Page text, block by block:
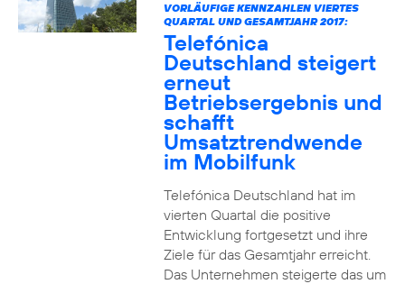
VORLÄUFIGE KENNZAHLEN VIERTES
QUARTAL UND GESAMTJAHR 2017:
Telefónica
Deutschland steigert
erneut
Betriebsergebnis und
schafft
Umsatztrendwende
im Mobilfunk
Telefónica Deutschland hat im
vierten Quartal die positive
Entwicklung fortgesetzt und ihre
Ziele für das Gesamtjahr erreicht.
Das Unternehmen steigerte das um